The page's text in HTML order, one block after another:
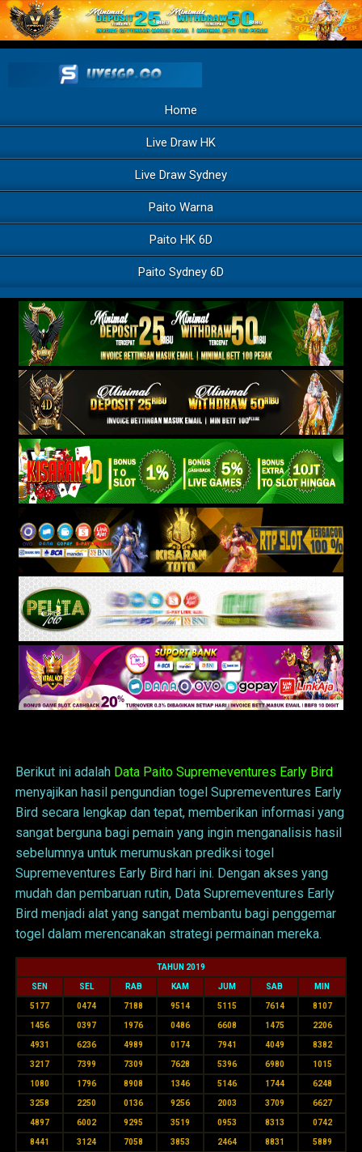
Home
Live Draw HK
Live Draw Sydney
Paito Warna
Paito HK 6D
Paito Sydney 6D
Berikut ini adalah Data Paito Supremeventures Early Bird
menyajikan hasil pengundian togel Supremeventures Early
Bird secara lengkap dan tepat, memberikan informasi yang
sangat berguna bagi pemain yang ingin menganalisis hasil
sebelumnya untuk merumuskan prediksi togel
Supremeventures Early Bird hari ini. Dengan akses yang
mudah dan pembaruan rutin, Data Supremeventures Early
Bird menjadi alat yang sangat membantu bagi penggemar
togel dalam merencanakan strategi permainan mereka.
TAHUN 2019
SEN SEL RAB KAM JUM SAB MIN
5177 0474 7188 9514 5115 7614 8107
1456 0397 1976 0486 6608 1475 2206
4931 6236 4989 0174 7941 4049 8382
3217 7399 7309 7628 5396 6980 1015
1080 1796 8908 1346 5146 1744 6248
3258 2250 0136 9256 2003 3709 6627
4897 6002 9295 3519 0953 8313 0742
8441 3124 7058 3853 2464 8831 5889